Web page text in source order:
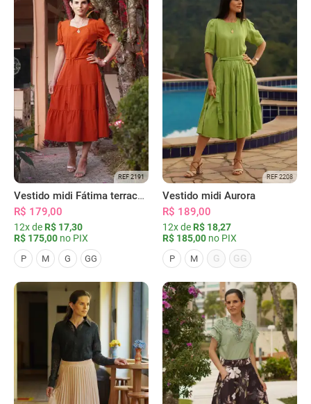
REF 2191
Vestido midi Fátima terracota
R$ 179,00
12x de R$ 17,30
R$ 175,00 no PIX
P M G GG
REF 2208
Vestido midi Aurora
R$ 189,00
12x de R$ 18,27
R$ 185,00 no PIX
P M G GG